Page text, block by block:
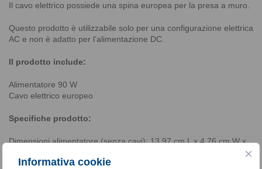
Informativa cookie
Il cavo elettrico possiede una spina europea per la presa a muro.
Questo prodotto è utilizzabile solo per una configurazione elettrica
AC e non è adatto per l’alimentazione DC.
Il prodotto include:
Alimentatore 90 W
Cavo elettrico europeo
Specifiche prodotto:
Dimensioni alimentatore (senza cavi): 13,97 cm L x 4,76 cm W x
Peso alimentatore e cavi: 585,13 g